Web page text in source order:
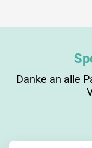
Danke an alle